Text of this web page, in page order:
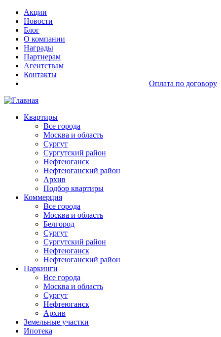
Перейти
основному
содержанию
Основная
навигация
доп
Акции
Новости
Блог
О компании
Награды
Партнерам
Агентствам
Контакты
Оплата по договору
Основная
навигация
Квартиры
Все города
Москва и область
Сургут
Сургутский район
Нефтеюганск
Нефтеюганский район
Архив
Подбор квартиры
Коммерция
Все города
Москва и область
Белгород
Сургут
Сургутский район
Нефтеюганск
Нефтеюганский район
Паркинги
Все города
Москва и область
Сургут
Нефтеюганск
Архив
Земельные участки
Ипотека